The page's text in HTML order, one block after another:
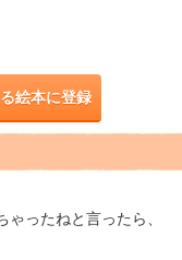
絵本に登録
ったねと言ったら、